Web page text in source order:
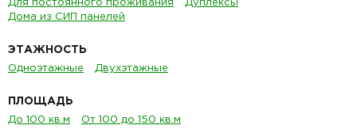
Для постоянного проживания
Дуплексы
Дома из СИП панелей
ЭТАЖНОСТЬ
Одноэтажные Двухэтажные
ПЛОЩАДЬ
До 100 кв.м
От 100 до 150 кв.м